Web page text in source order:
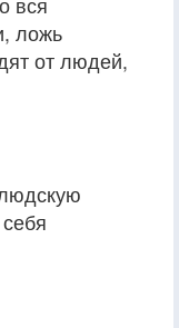
ложь
от людей,